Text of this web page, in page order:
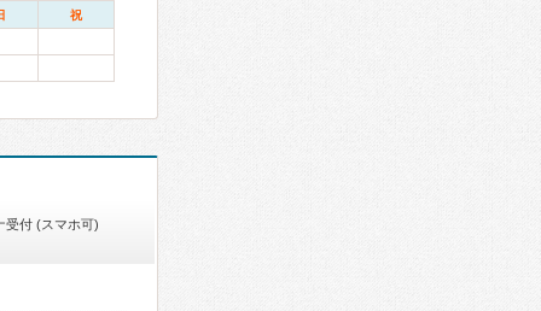
祝
受付 (スマホ可)